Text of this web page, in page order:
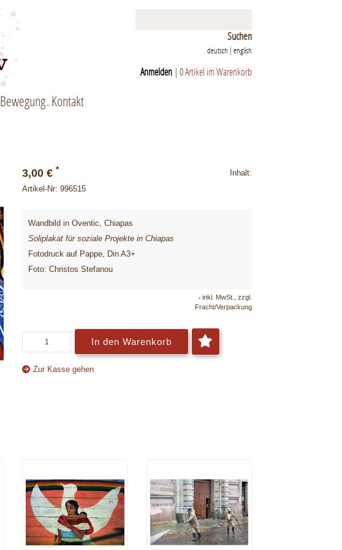
Suchen
deutsch | english
Anmelden | 0Artikel im Warenkorb
Bewegung Kontakt
3,00 € *
Inhalt:
Artikel-Nr: 996515
Wandbild in Oventic, Chiapas
Soliplakat für soziale Projekte in Chiapas
Fotodruck auf Pappe, Din A3+
Foto: Christos Stefanou
* inkl. MwSt., zzgl.
Fracht/Verpackung
In den Warenkorb
Zur Kasse gehen